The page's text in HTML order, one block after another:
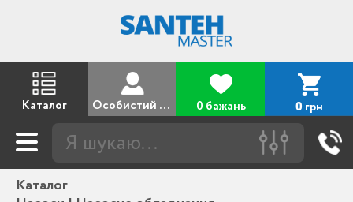
Каталог Особистий кабінет 0 бажань 0 грн
Каталог